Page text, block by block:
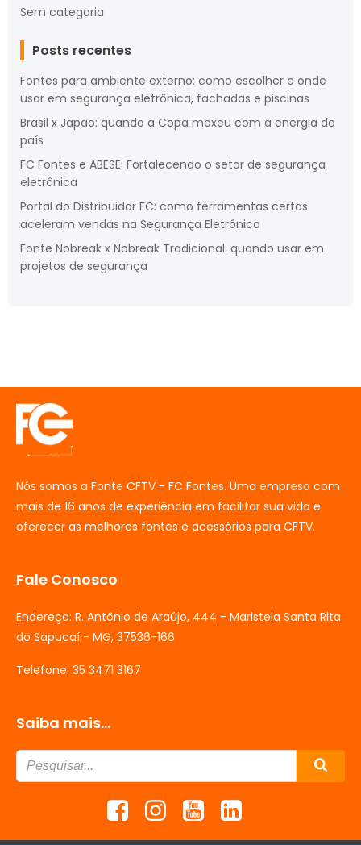
Sem categoria
Posts recentes
Fontes para ambiente externo: como escolher e onde
usar em segurança eletrônica, fachadas e piscinas
Brasil x Japão: quando a Copa mexeu com a energia do
país
FC Fontes e ABESE: Fortalecendo o setor de segurança
eletrônica
Portal do Distribuidor FC: como ferramentas certas
aceleram vendas na Segurança Eletrônica
Fonte Nobreak x Nobreak Tradicional: quando usar em
projetos de segurança
Nós somos a Fonte CFTV - FC Fontes. Uma empresa com
mais de 16 anos de experiência em facilitar sua vida e
oferecer as melhores fontes e acessórios para CFTV.
Fale Conosco
Endereço: R. Antônio de Araújo, 444 - Maristela Santa Rita
do Sapucaí - MG, 37536-166
Telefone: 35 3471 3167
Saiba mais...